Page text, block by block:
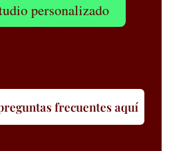
personalizado
frecuentes aquí